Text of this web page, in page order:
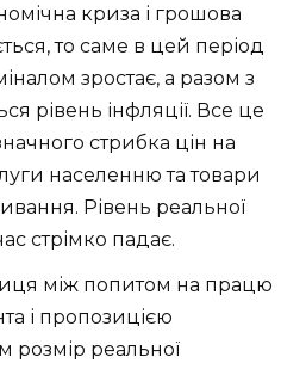
криза і грошова
то саме в цей період
зростає, а разом з
рівень інфляції. Все це
стрибка цін на
населенню та товари
Рівень реальної
стрімко падає.
між попитом на працю
і пропозицією
розмір реальної